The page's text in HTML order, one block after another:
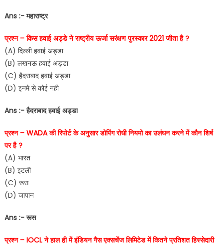
Ans :- महाराष्ट्र
प्रश्न – किस हवाई अड्डे ने राष्ट्रीय ऊर्जा सरंक्षण पुरस्कार 2021 जीता है ?
(A) दिल्ली हवाई अड्डा
(B) लखनऊ हवाई अड्डा
(C) हैदराबाद हवाई अड्डा
(D) इनमे से कोई नही
Ans :- हैदराबाद हवाई अड्डा
प्रश्न – WADA की रिपोर्ट के अनुसार डोपिंग रोधी नियमो का उलंघन करने में कौन शिर्ष
पर है ?
(A) भारत
(B) इटली
(C) रूस
(D) जापान
Ans :- रूस
प्रश्न – IOCL ने हाल ही में इंडियन गैस एक्सचेंज लिमिटेड में कितने प्रतिशत हिस्सेदारी